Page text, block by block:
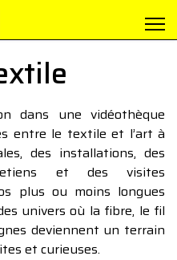
dans une vidéothèque
entre le textile et l’art à
des installations, des
et des visites
plus ou moins longues
univers où la fibre, le fil
deviennent un terrain
et curieuses.